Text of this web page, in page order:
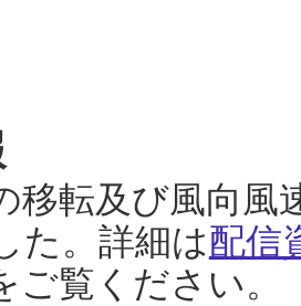
移転及び風向風
た。詳細は配信
ご覧ください。